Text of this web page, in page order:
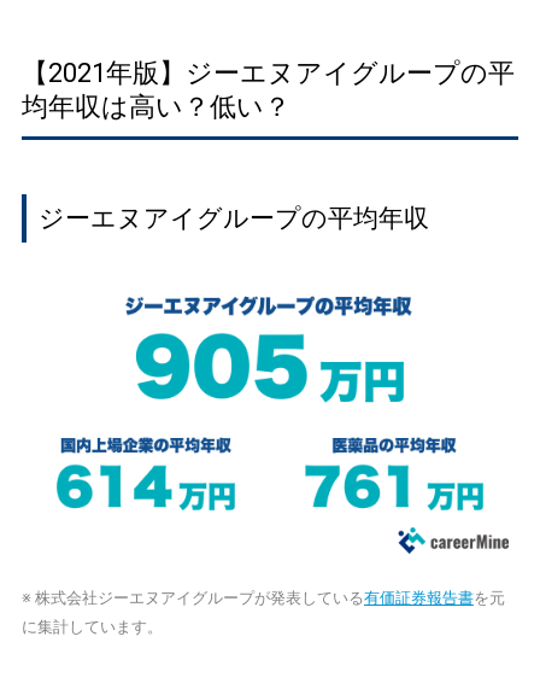
【2021年版】ジーエヌアイグループの平
均年収は高い？低い？
ジーエヌアイグループの平均年収
※ 株式会社ジーエヌアイグループが発表している有価証券報告書を元
に集計しています。